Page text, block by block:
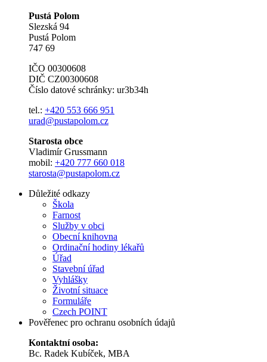
Pustá Polom
Slezská 94
Pustá Polom
747 69
IČO 00300608
DIČ CZ00300608
Číslo datové schránky: ur3b34h
tel.: +420 553 666 951
urad@pustapolom.cz
Starosta obce
Vladimír Grussmann
mobil: +420 777 660 018
starosta@pustapolom.cz
Důležité odkazy
Škola
Farnost
Služby v obci
Obecní knihovna
Ordinační hodiny lékařů
Úřad
Stavební úřad
Vyhlášky
Životní situace
Formuláře
Czech POINT
Pověřenec pro ochranu osobních údajů
Kontaktní osoba:
Bc. Radek Kubíček, MBA